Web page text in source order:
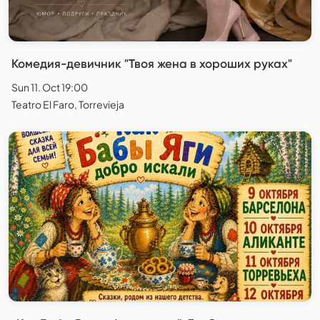
Комедия-девичник "Твоя жена в хороших руках"
Sun 11. Oct 19:00
Teatro El Faro, Torrevieja